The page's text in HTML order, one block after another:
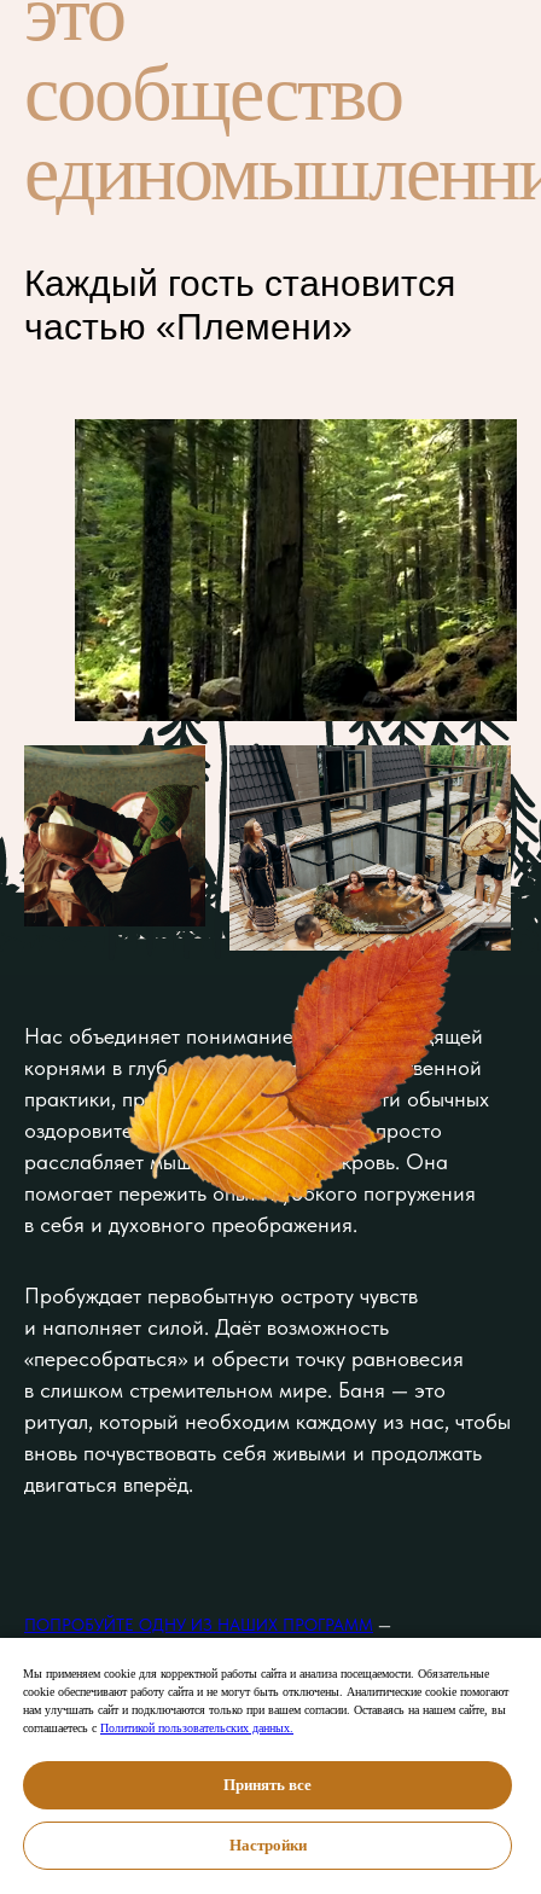
сообщество
Каждый гость становится
частью «Племени»
Нас объединяет понимание бани как уходящей
корнями в глубокую древность могущественной
практики, превосходящей возможности обычных
оздоровительных процедур. Баня не просто
расслабляет мышцы и разгоняет кровь. Она
помогает пережить опыт глубокого погружения
в себя и духовного преображения.
Пробуждает первобытную остроту чувств
и наполняет силой. Даёт возможность
«пересобраться» и обрести точку равновесия
в слишком стремительном мире. Баня — это
ритуал, который необходим каждому из нас, чтобы
вновь почувствовать себя живыми и продолжать
двигаться вперёд.
ПОПРОБУЙТЕ ОДНУ ИЗ НАШИХ ПРОГРАММ —
ВЫ СТАНЕТЕ ЧАСТЬЮ «ПЛЕМЕНИ».
Мы применяем cookie для корректной работы сайта и анализа посещаемости. Обязательные
cookie обеспечивают работу сайта и не могут быть отключены. Аналитические cookie помогают
нам улучшать сайт и подключаются только при вашем согласии. Оставаясь на нашем сайте, вы
соглашаетесь с Политикой пользовательских данных.
Принять все
Настройки